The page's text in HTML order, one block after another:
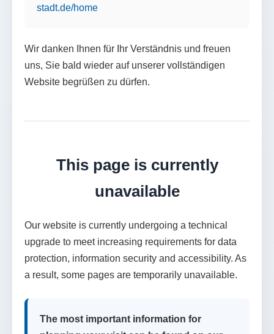
stadt.de/home
Wir danken Ihnen für Ihr Verständnis und freuen
uns, Sie bald wieder auf unserer vollständigen
Website begrüßen zu dürfen.
This page is currently
unavailable
Our website is currently undergoing a technical
upgrade to meet increasing requirements for data
protection, information security and accessibility. As
a result, some pages are temporarily unavailable.
The most important information for